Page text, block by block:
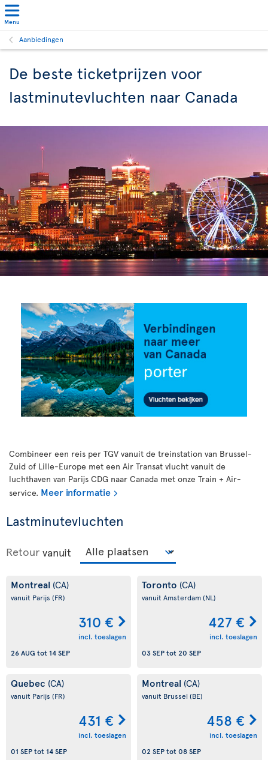
Menu
Aanbiedingen
De beste ticketprijzen voor
lastminutevluchten naar Canada
Combineer een reis per TGV vanuit de treinstation van Brussel-
Zuid of Lille-Europe met een Air Transat vlucht vanuit de
luchthaven van Parijs CDG naar Canada met onze Train + Air-
service. Meer informatie
Lastminutevluchten
Retour vanuit
Montreal (CA)
vanuit Parijs (FR)
310 €
incl. toeslagen
26 AUG tot 14 SEP
Toronto (CA)
vanuit Amsterdam(NL)
427 €
incl. toeslagen
03 SEPtot 20 SEP
Quebec (CA)
vanuit Parijs (FR)
431 €
incl. toeslagen
01 SEPtot 14 SEP
Montreal (CA)
vanuit Brussel (BE)
458 €
incl. toeslagen
02 SEPtot 08 SEP